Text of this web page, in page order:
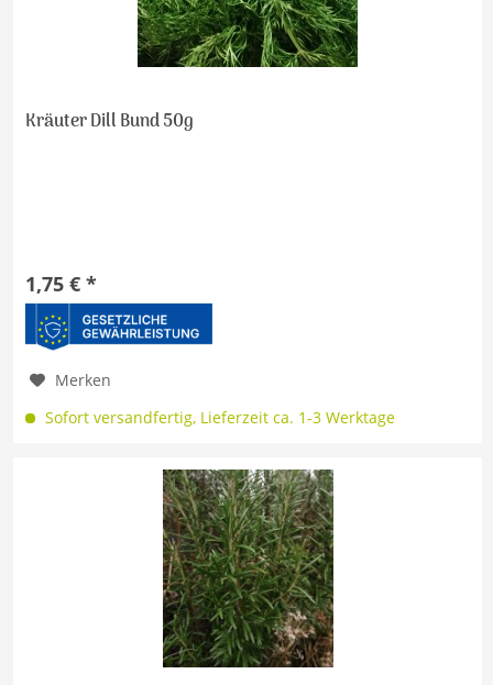
Kräuter Dill Bund 50g
1,75 € *
Merken
Sofort versandfertig, Lieferzeit ca. 1-3 Werktage